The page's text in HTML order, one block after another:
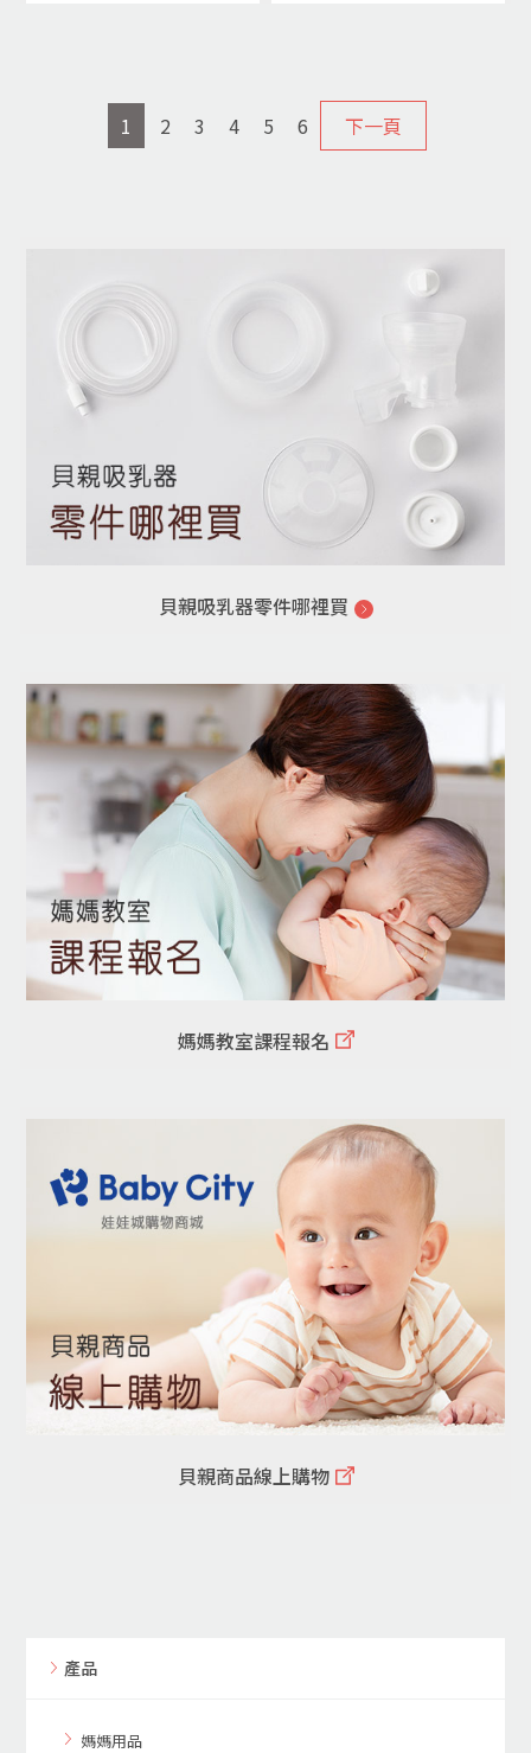
1 2 3 4 5 6 下一頁
貝親吸乳器零件哪裡買
媽媽教室課程報名
貝親商品線上購物
產品
媽媽用品